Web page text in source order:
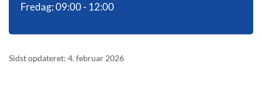
Fredag: 09:00 - 12:00
Sidst opdateret: 4. februar 2026